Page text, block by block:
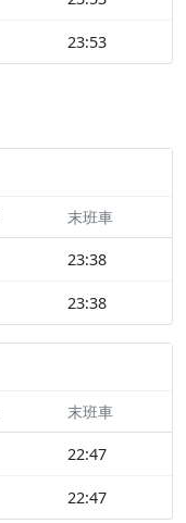
23:53
末班車
23:38
23:38
末班車
22:47
22:47